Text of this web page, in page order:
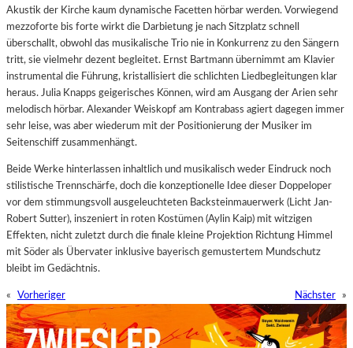
Akustik der Kirche kaum dynamische Facetten hörbar werden. Vorwiegend
mezzoforte bis forte wirkt die Darbietung je nach Sitzplatz schnell
überschallt, obwohl das musikalische Trio nie in Konkurrenz zu den Sängern
tritt, sie vielmehr dezent begleitet. Ernst Bartmann übernimmt am Klavier
instrumental die Führung, kristallisiert die schlichten Liedbegleitungen klar
heraus. Julia Knapps geigerisches Können, wird am Ausgang der Arien sehr
melodisch hörbar. Alexander Weiskopf am Kontrabass agiert dagegen immer
sehr leise, was aber wiederum mit der Positionierung der Musiker im
Seitenschiff zusammenhängt.
Beide Werke hinterlassen inhaltlich und musikalisch weder Eindruck noch
stilistische Trennschärfe, doch die konzeptionelle Idee dieser Doppeloper
vor dem stimmungsvoll ausgeleuchteten Backsteinmauerwerk (Licht Jan-
Robert Sutter), inszeniert in roten Kostümen (Aylin Kaip) mit witzigen
Effekten, nicht zuletzt durch die finale kleine Projektion Richtung Himmel
mit Söder als Übervater inklusive bayerisch gemustertem Mundschutz
bleibt im Gedächtnis.
« Vorheriger Nächster »